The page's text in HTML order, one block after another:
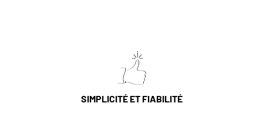
SIMPLICITÉ ET FIABILITÉ